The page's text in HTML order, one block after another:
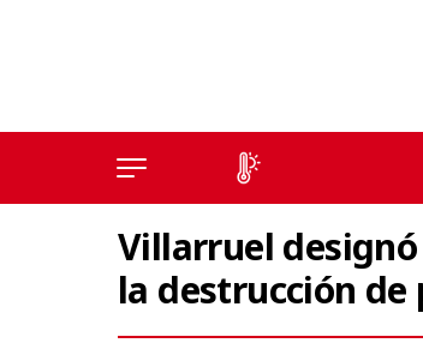
Villarruel
la destrucción